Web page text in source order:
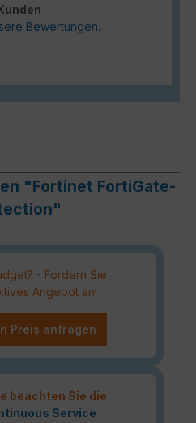
Bewertungen.
"Fortinet FortiGate-
- Fordern Sie
Angebot an!
Preis anfragen
beachten Sie die
Service